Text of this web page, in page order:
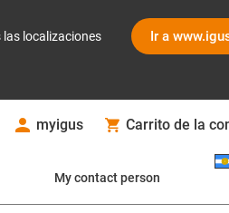
las localizaciones Ir a
myigus Carrito de la
My contact person